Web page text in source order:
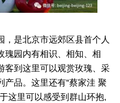
，是北京市远郊区县首个人
瑰园内有相识、相知、相
客到这里可以观赏玫瑰、采
产品。这里还有“蔡家洼 聚
这里可以感受到群山环抱,